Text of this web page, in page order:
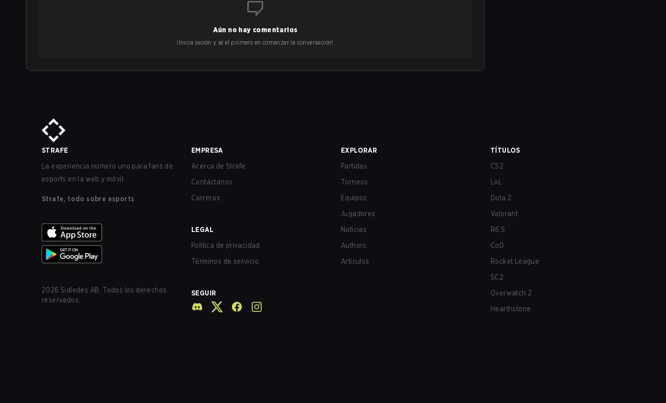
Aún no hay comentarios
¡Inicia sesión y sé el primero en comenzar la conversación!
STRAFE
La experiencia número uno para fans de
esports en la web y móvil.
Strafe, todo sobre esports
2026 Sidledes AB. Todos los derechos
reservados.
EMPRESA
Acerca de Strafe
Contáctanos
Carreras
LEGAL
Política de privacidad
Términos de servicio
SEGUIR
EXPLORAR
Partidas
Torneos
Equipos
Jugadores
Noticias
Authors
Artículos
TÍTULOS
CS2
LoL
Dota 2
Valorant
R6:S
CoD
Rocket League
SC2
Overwatch 2
Hearthstone